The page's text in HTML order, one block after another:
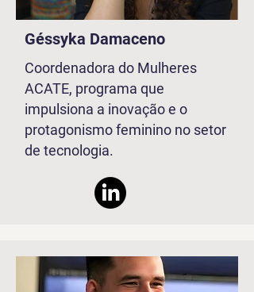
Géssyka Damaceno
Coordenadora do Mulheres
ACATE, programa que
impulsiona a inovação e o
protagonismo feminino no setor
de tecnologia.